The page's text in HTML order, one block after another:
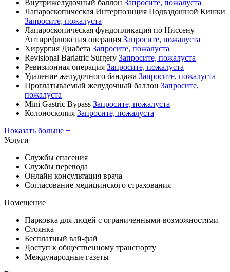
Внутрижелудочный баллон Запросите, пожалуста
Лапароскопическая Интерпозиция Подвздошной Кишки
Запросите, пожалуста
Лапароскопическая фундопликация по Ниссену
Антирефлюксная операция Запросите, пожалуста
Хирургия Диабета Запросите, пожалуста
Revisional Bariatric Surgery Запросите, пожалуста
Ревизионная операция Запросите, пожалуста
Удаление желудочного бандажа Запросите, пожалуста
Проглатываемый желудочный баллон Запросите,
пожалуста
Mini Gastric Bypass Запросите, пожалуста
Колоноскопия Запросите, пожалуста
Показать больше +
Услуги
Службы спасения
Службы перевода
Онлайн консультация врача
Согласование медицинского страхования
Помещение
Парковка для людей с ограниченными возможностями
Стоянка
Бесплатный вай-фай
Доступ к общественному транспорту
Международные газеты